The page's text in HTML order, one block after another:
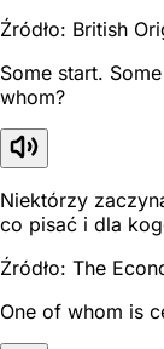
Źródło: British
Some start.
whom?
Niektórzy
co pisać i dla
Źródło: The
One of whom is